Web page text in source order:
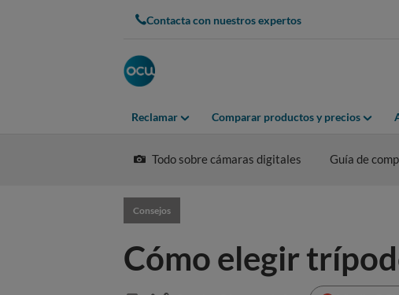
Contacta con nuestros expertos
Reclamar Comparar productos y precios
Todo sobre cámaras digitales Guía de
Consejos
Cómo elegir